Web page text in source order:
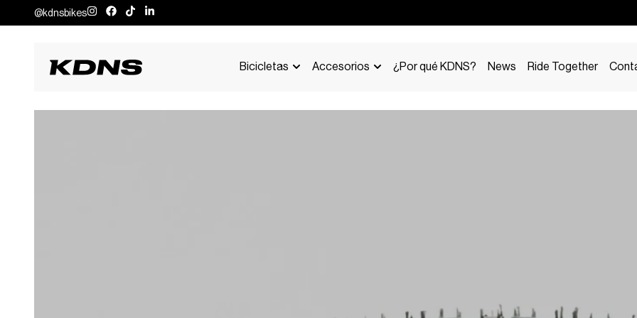
@kdnsbikes
Bicicletas Accesorios ¿Por qué KDNS? News Ride Together